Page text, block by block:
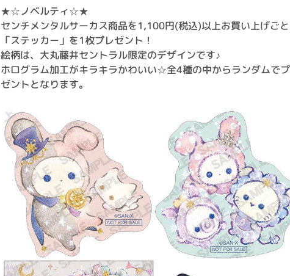
★☆ノベルティ☆★
センチメンタルサーカス商品を1,100円(税込)以上お買い上げご
「ステッカー」を1枚プレゼント！
絵柄は、大丸藤井セントラル限定のデザインです♪
ホログラム加工がキラキラかわいい☆全4種の中からランダムで
ゼントとなります。